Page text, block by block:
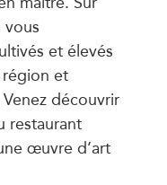
et élevés
et
découvrir
restaurant
œuvre d’art